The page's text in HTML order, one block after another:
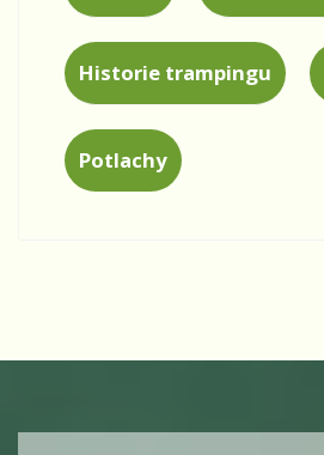
Historie trampingu
Potlachy